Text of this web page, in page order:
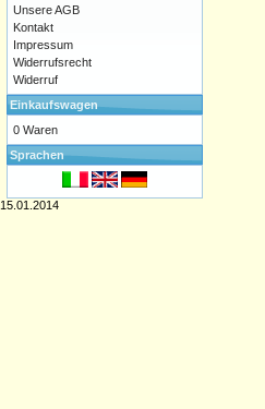
Unsere AGB
Kontakt
Impressum
Widerrufsrecht
Widerruf
Einkaufswagen
0 Waren
Sprachen
15.01.2014